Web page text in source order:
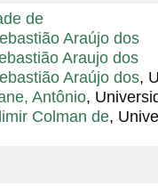
de
Araújo dos
Araujo dos
Araújo dos,
Antônio,
Colman de,